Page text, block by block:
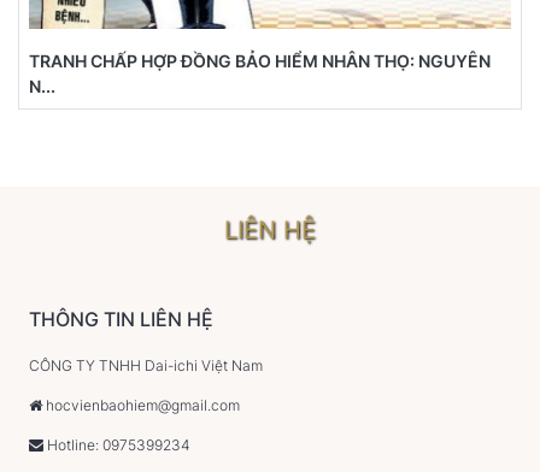
TRANH CHẤP HỢP ĐỒNG BẢO HIỂM NHÂN THỌ: NGUYÊN
N...
LIÊN HỆ
THÔNG TIN LIÊN HỆ
CÔNG TY TNHH Dai-ichi Việt Nam
hocvienbaohiem@gmail.com
Hotline: 0975399234